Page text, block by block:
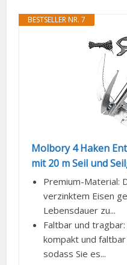
BESTSELLER NR. 7
Molbory 4 Haken
mit 20 m Seil und
Premium-Material:
verzinktem Eisen
Lebensdauer zu...
Faltbar und
kompakt und
sodass Sie es...